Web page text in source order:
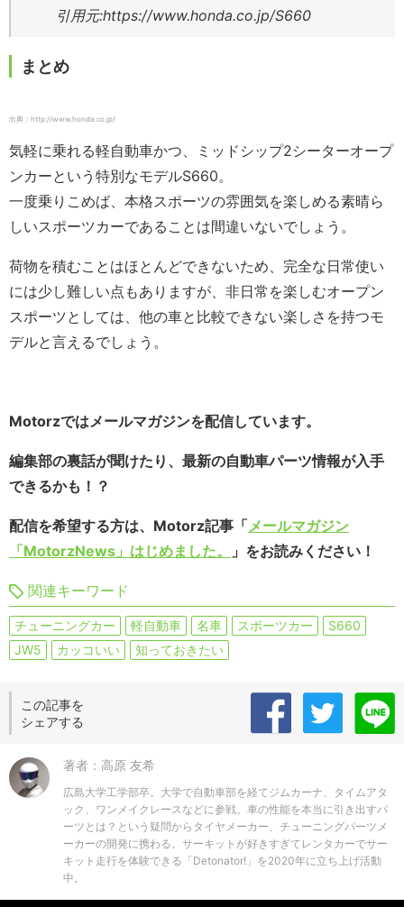
引用元:https://www.honda.co.jp/S660
まとめ
出典：http://www.honda.co.jp/
気軽に乗れる軽自動車かつ、ミッドシップ2シーターオープ
ンカーという特別なモデルS660。
一度乗りこめば、本格スポーツの雰囲気を楽しめる素晴ら
しいスポーツカーであることは間違いないでしょう。
荷物を積むことはほとんどできないため、完全な日常使い
には少し難しい点もありますが、非日常を楽しむオープン
スポーツとしては、他の車と比較できない楽しさを持つモ
デルと言えるでしょう。
Motorzではメールマガジンを配信しています。
編集部の裏話が聞けたり、最新の自動車パーツ情報が入手
できるかも！？
配信を希望する方は、Motorz記事「 メールマガジン
「MotorzNews」はじめました。
」をお読みください！
関連キーワード
チューニングカー 軽自動車 名車 スポーツカー
S660
JW5
カッコいい 知っておきたい
この記事を
シェアする
著者：高原 友希
広島大学工学部卒。大学で自動車部を経てジムカーナ、タイムアタ
ック、ワンメイクレースなどに参戦。車の性能を本当に引き出すパ
ーツとは？という疑問からタイヤメーカー、チューニングパーツメ
ーカーの開発に携わる。サーキットが好きすぎてレンタカーでサー
キット走行を体験できる「Detonator!」を2020年に立ち上げ活動
中。